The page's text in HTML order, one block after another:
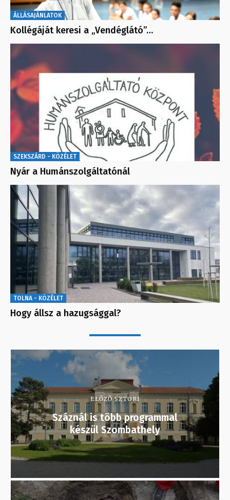
ÁLLÁSAJÁNLATOK
Kollégáját keresi a „Vendéglátó”…
SZEKSZÁRD - KÖZÉLET
Nyár a Humánszolgáltatónál
TOLNA - KÖZÉLET
Hogy állsz a hazugsággal?
ELŐZŐ SZTORI
Száznál is több programmal
készül Szombathely